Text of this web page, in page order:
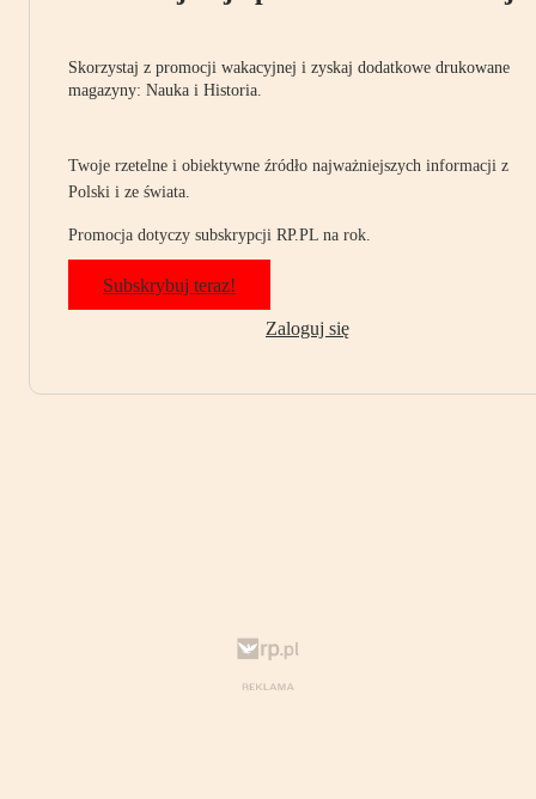
Skorzystaj z promocji wakacyjnej i zyskaj dodatkowe drukowane
magazyny: Nauka i Historia.
Twoje rzetelne i obiektywne źródło najważniejszych informacji z
Polski i ze świata.
Promocja dotyczy subskrypcji RP.PL na rok.
Subskrybuj teraz!
Zaloguj się